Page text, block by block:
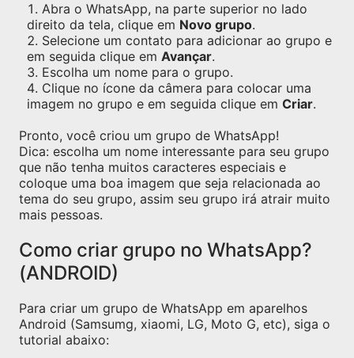
Abra o WhatsApp, na parte superior no lado
direito da tela, clique em Novo grupo.
Selecione um contato para adicionar ao grupo e
em seguida clique em Avançar.
Escolha um nome para o grupo.
Clique no ícone da câmera para colocar uma
imagem no grupo e em seguida clique em Criar.
Pronto, você criou um grupo de WhatsApp!
Dica: escolha um nome interessante para seu grupo
que não tenha muitos caracteres especiais e
coloque uma boa imagem que seja relacionada ao
tema do seu grupo, assim seu grupo irá atrair muito
mais pessoas.
Como criar grupo no WhatsApp?
(ANDROID)
Para criar um grupo de WhatsApp em aparelhos
Android (Samsumg, xiaomi, LG, Moto G, etc), siga o
tutorial abaixo: